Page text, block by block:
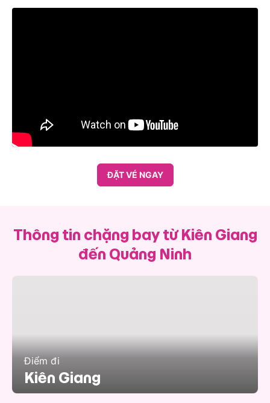
ĐẶT VÉ NGAY
Thông tin chặng bay từ Kiên Giang
đến Quảng Ninh
Điểm đi
Kiên Giang